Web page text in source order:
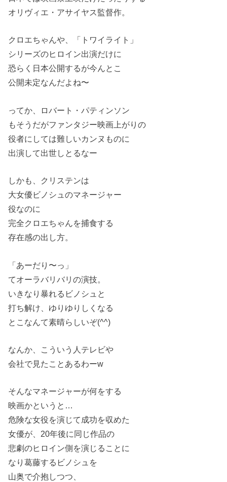
オリヴィエ・アサイヤス監督作。
クロエちゃんや、「トワイライト」
シリーズのヒロイン出演だけに
恐らく日本公開するが今んとこ
公開未定なんだよね〜
ってか、ロバート・パティンソン
もそうだがファンタジー映画上がりの
役者にしては難しいカンヌものに
出演して出世しとるなー
しかも、クリステンは
大女優ビノシュのマネージャー
役なのに
完全クロエちゃんを捕食する
存在感の出し方。
「あーだり〜っ」
てオーラバリバリの演技。
いきなり暴れるビノシュと
打ち解け、ゆりゆりしくなる
とこなんて素晴らしいぞ(^^)
なんか、こういう人テレビや
会社で見たことあるわーw
そんなマネージャーが何をする
映画かというと…
危険な女役を演じて成功を収めた
女優が、20年後に同じ作品の
悲劇のヒロイン側を演じることに
なり葛藤するビノシュを
山奥で介抱しつつ、